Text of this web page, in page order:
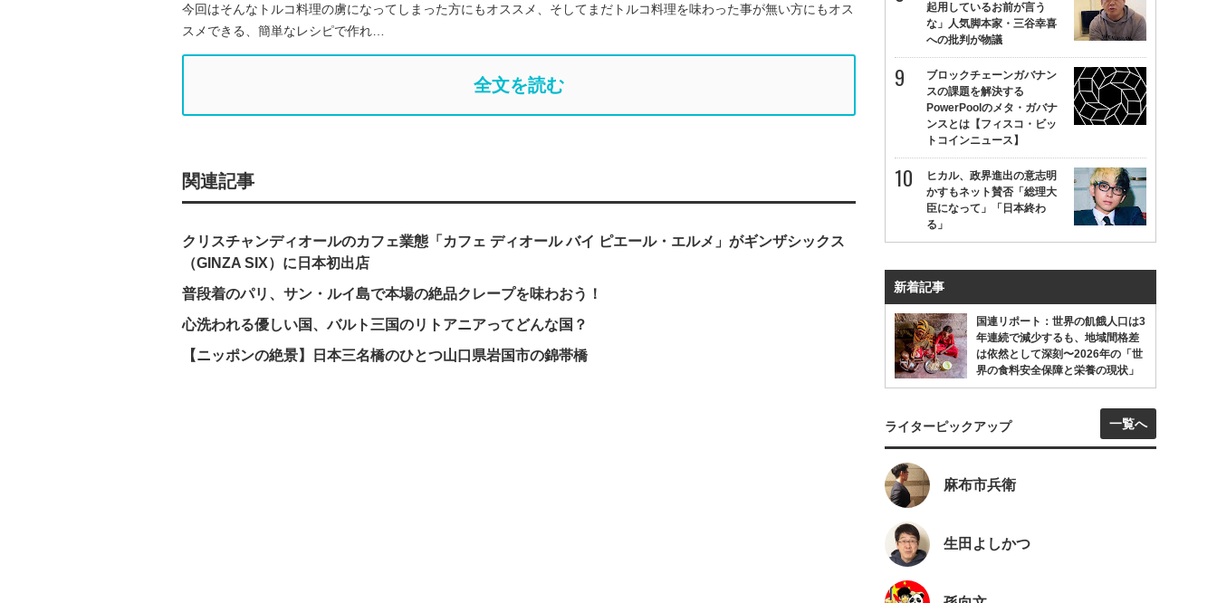
今回はそんなトルコ料理の虜になってしまった方にもオススメ、そしてまだトルコ料理を味わった事が無い方にもオス
スメできる、簡単なレシピで作れ…
全文を読む
関連記事
クリスチャンディオールのカフェ業態「カフェ ディオール バイ ピエール・エルメ」がギンザシックス
（GINZA SIX）に日本初出店
普段着のパリ、サン・ルイ島で本場の絶品クレープを味わおう！
心洗われる優しい国、バルト三国のリトアニアってどんな国？
【ニッポンの絶景】日本三名橋のひとつ山口県岩国市の錦帯橋
起用しているお前が言う
な」人気脚本家・三谷幸喜
への批判が物議
ブロックチェーンガバナン
スの課題を解決する
PowerPoolのメタ・ガバナ
ンスとは【フィスコ・ビッ
トコインニュース】
ヒカル、政界進出の意志明
かすもネット賛否「総理大
臣になって」「日本終わ
る」
新着記事
国連リポート：世界の飢餓人口は3
年連続で減少するも、地域間格差
は依然として深刻〜2026年の「世
界の食料安全保障と栄養の現状」
ライターピックアップ 一覧へ
麻布市兵衛
生田よしかつ